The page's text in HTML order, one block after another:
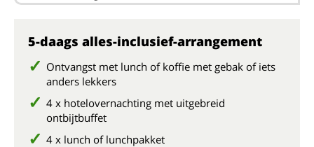
5-daags alles-inclusief-arrangement
Ontvangst met lunch of koffie met gebak of iets
anders lekkers
4 x hotelovernachting met uitgebreid
ontbijtbuffet
4 x lunch of lunchpakket